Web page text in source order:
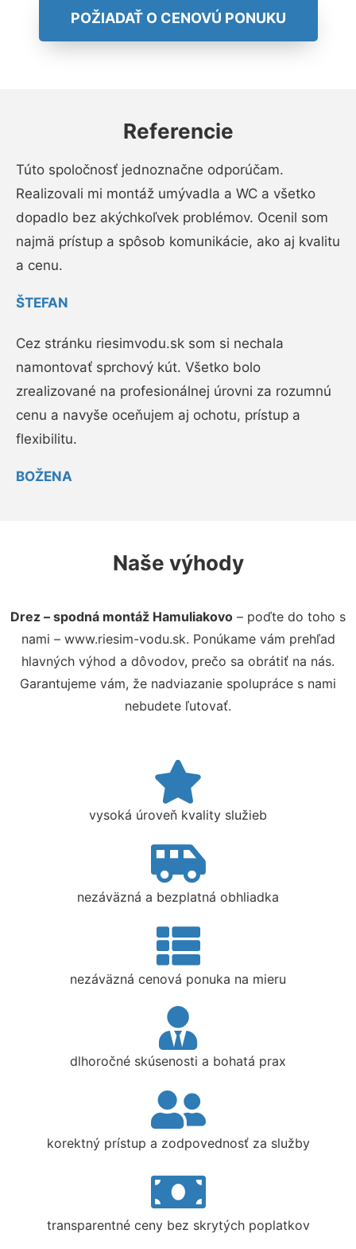
POŽIADAŤ O CENOVÚ PONUKU
Referencie
Túto spoločnosť jednoznačne odporúčam.
Realizovali mi montáž umývadla a WC a všetko
dopadlo bez akýchkoľvek problémov. Ocenil som
najmä prístup a spôsob komunikácie, ako aj kvalitu
a cenu.
ŠTEFAN
Cez stránku riesimvodu.sk som si nechala
namontovať sprchový kút. Všetko bolo
zrealizované na profesionálnej úrovni za rozumnú
cenu a navyše oceňujem aj ochotu, prístup a
flexibilitu.
BOŽENA
Naše výhody
Drez – spodná montáž Hamuliakovo – poďte do toho s
nami – www.riesim-vodu.sk. Ponúkame vám prehľad
hlavných výhod a dôvodov, prečo sa obrátiť na nás.
Garantujeme vám, že nadviazanie spolupráce s nami
nebudete ľutovať.
vysoká úroveň kvality služieb
nezáväzná a bezplatná obhliadka
nezáväzná cenová ponuka na mieru
dlhoročné skúsenosti a bohatá prax
korektný prístup a zodpovednosť za služby
transparentné ceny bez skrytých poplatkov